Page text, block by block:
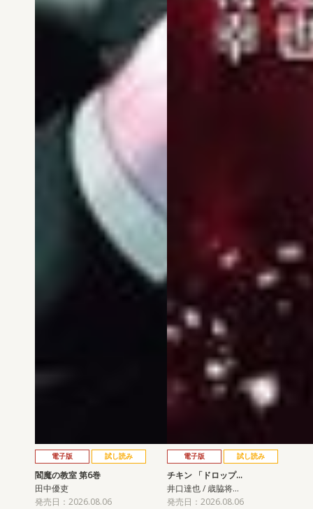
電子版 試し読み
閻魔の教室 第6巻
田中優吏
発売日：2026.08.06
電子版 試し読み
チキン 「ドロップ…
井口達也 / 歳脇将…
発売日：2026.08.06